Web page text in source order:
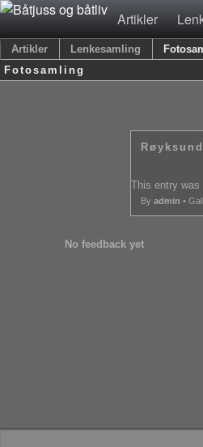
Artikler
Artikler Lenkesamling
Fotosamling
This entry was
By admin •
No feedback yet